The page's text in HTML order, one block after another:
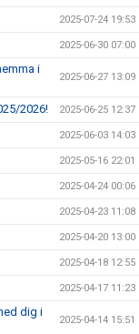
2025-07-24 19:53
2025-06-30 07:00
i
2025-06-27 13:09
2026! 2025-06-25 12:37
2025-06-03 14:03
2025-05-16 22:01
2025-04-24 00:06
2025-04-23 11:08
2025-04-20 13:00
2025-04-18 12:55
2025-04-17 11:23
dig i
2025-04-14 15:51